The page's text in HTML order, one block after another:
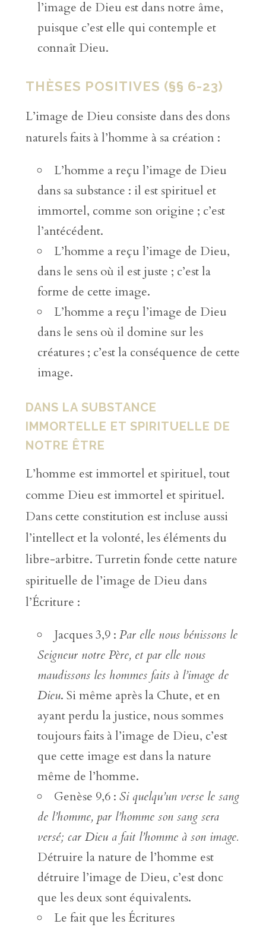
l’image de Dieu est dans notre âme,
puisque c’est elle qui contemple et
connaît Dieu.
THÈSES POSITIVES (§§ 6-23)
L’image de Dieu consiste dans des dons
naturels faits à l’homme à sa création :
L’homme a reçu l’image de Dieu
dans sa substance : il est spirituel et
immortel, comme son origine ; c’est
l’antécédent.
L’homme a reçu l’image de Dieu,
dans le sens où il est juste ; c’est la
forme de cette image.
L’homme a reçu l’image de Dieu
dans le sens où il domine sur les
créatures ; c’est la conséquence de cette
image.
DANS LA SUBSTANCE
IMMORTELLE ET SPIRITUELLE DE
NOTRE ÊTRE
L’homme est immortel et spirituel, tout
comme Dieu est immortel et spirituel.
Dans cette constitution est incluse aussi
l’intellect et la volonté, les éléments du
libre-arbitre. Turretin fonde cette nature
spirituelle de l’image de Dieu dans
l’Écriture :
Jacques 3,9 : Par elle nous bénissons le
Seigneur notre Père, et par elle nous
maudissons les hommes faits à l’image de
Dieu. Si même après la Chute, et en
ayant perdu la justice, nous sommes
toujours faits à l’image de Dieu, c’est
que cette image est dans la nature
même de l’homme.
Genèse 9,6 : Si quelqu’un verse le sang
de l’homme, par l’homme son sang sera
versé; car Dieu a fait l’homme à son image.
Détruire la nature de l’homme est
détruire l’image de Dieu, c’est donc
que les deux sont équivalents.
Le fait que les Écritures